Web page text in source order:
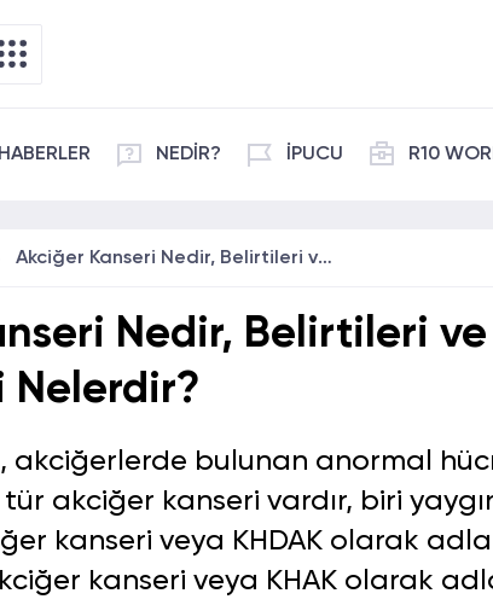
HABERLER NEDİR? İPUCU R10
Akciğer Kanseri Nedir, Belirtileri ve Tedavi Yöntemleri Nelerdir?
Nedir, Belirtileri
Nelerdir?
akciğerlerde bulunan anormal
tür akciğer kanseri vardır, biri
kanseri veya KHDAK olarak
kanseri veya KHAK olarak